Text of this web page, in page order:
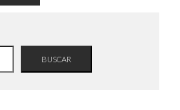
BUSCAR